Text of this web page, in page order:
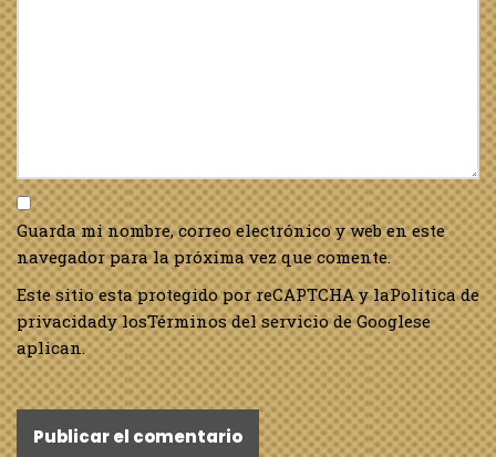
Guarda mi nombre, correo electrónico y web en este
navegador para la próxima vez que comente.
Este sitio esta protegido por reCAPTCHA y laPolítica de
privacidady losTérminos del servicio de Googlese
aplican.